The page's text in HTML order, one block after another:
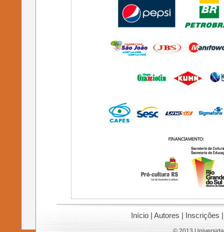
Início | Autores | Inscrições